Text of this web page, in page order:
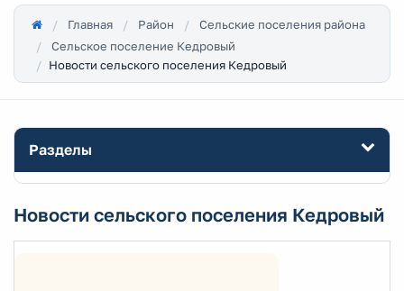
Главная Район
Сельские поселения района
Сельское поселение Кедровый
Новости сельского поселения Кедровый
Разделы
Новости сельского поселения Кедровый